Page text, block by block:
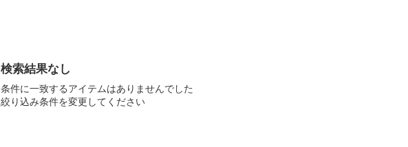
検索結果なし
条件に一致するアイテムはありませんでした
絞り込み条件を変更してください